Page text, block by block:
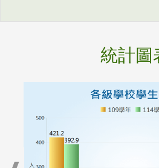
統計圖